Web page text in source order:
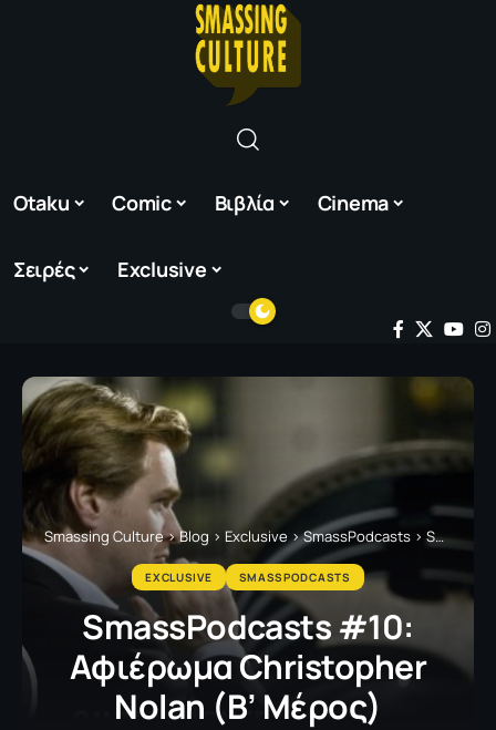
Otaku Comic Βιβλία Cinema
Σειρές Exclusive
Smassing Culture>Blog > Exclusive >SmassPodcasts > SmassPodcasts #10: Αφιέρωμα Christopher Nolan (Β’ Μέρος)
EXCLUSIVE SMASSPODCASTS
SmassPodcasts #10:
Αφιέρωμα Christopher
Nolan (Β’ Μέρος)